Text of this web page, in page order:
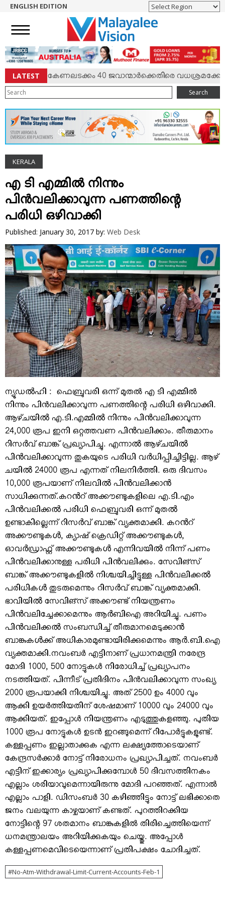
NEWS
ENGLISH
NRI
ENTERTAINMENT
MV SPECIAL
SPORTS
LIFESTYLE
TECH & AUTO
SOCIAL SPHERE
EDITORIAL
ARTS & LITERATURE
MAGAZINE
VIDEOS
YOUR SAY
COOKERY
KARSHAKAN
TOURS & TRAVEL
GREETINGS
CLASSIFIEDS
OBITUARY
ENGLISH EDITION
LATESTകേണലടക്കം 40 ജവാന്മാര്‍ക്കെതിരെ വധശ്രമക്കേസ്
Search
KERALA
എ ടി എമ്മില്‍ നിന്നും
പിന്‍വലിക്കാവുന്ന പണത്തിന്റെ
പരിധി ഒഴിവാക്കി
Published: January 30, 2017 by: Web Desk
ന്യൂഡൽഹി : ഫെബ്രുവരി ഒന്ന് മുതല്‍ എ ടി എമ്മില്‍
നിന്നും പിന്‍വലിക്കാവുന്ന പണത്തിന്റെ പരിധി ഒഴിവാക്കി.
ആഴ്​ചയിൽ എ.ടി.എമ്മിൽ നിന്നും പിൻവലിക്കാവുന്ന
24,000 രൂപ ഇനി ഒറ്റത്തവണ പിൻവലിക്കാം. തീരുമാനം
റിസർവ്​ ബാങ്ക്​ പ്രഖ്യാപിച്ചു. എന്നാൽ ആഴ്​ചയിൽ
പിൻവലിക്കാവുന്ന തുകയുടെ പരിധി വർധിപ്പിച്ചിട്ടില്ല. ആഴ്​
ചയിൽ 24000 രൂപ എന്നത്​ നിലനിർത്തി. ​ഒരു ദിവസം
10,000 രൂപയാണ്​ നിലവിൽ പിൻവലിക്കാൻ
സാധിക്കുന്നത്​.കറൻറ് അക്കൗണ്ടുകളിലെ എ.ടി.എം
പിൻവലിക്കൽ പരിധി ഫെബ്രുവരി ഒന്ന് മുതൽ
ഉണ്ടാകില്ലെന്ന് റിസർവ് ബാങ്ക് വ്യക്തമാക്കി. കറൻറ്
അക്കൗണ്ടുകൾ, ക്യാഷ് ക്രെഡിറ്റ് അക്കൗണ്ടുകൾ,
ഓവർഡ്രാഫ്റ്റ് അക്കൗണ്ടുകൾ എന്നിവയിൽ നിന്ന് പണം
പിൻവലിക്കാനുള്ള പരിധി പിൻവലിക്കും. സേവിങ്സ്
ബാങ്ക് അക്കൗണ്ടുകളിൽ നിശ്ചയിച്ചിട്ടുള്ള പിൻവലിക്കൽ
പരിധികൾ തുടരുമെന്നും റിസർവ് ബാങ്ക് വ്യക്തമാക്കി.
ഭാവിയിൽ സേവിങ്സ് അക്കൗണ്ട് നിയന്ത്രണം
പിൻവലിച്ചേക്കാമെന്നും ആർബിഐ അറിയിച്ചു. പണം
പിൻവലിക്കൽ സംബന്ധിച്ച് തീരുമാനമെടുക്കാൻ
ബാങ്കുകൾക്ക് അധികാരമുണ്ടായിരിക്കുമെന്നും ആർ.ബി.ഐ
വ്യക്തമാക്കി.നവംബര്‍ എട്ടിനാണ് പ്രധാനമന്ത്രി നരേന്ദ്ര
മോദി 1000, 500 നോട്ടുകള്‍ നിരോധിച്ച് പ്രഖ്യാപനം
നടത്തിയത്. പിന്നീട് പ്രതിദിനം പിന്‍വലിക്കാവുന്ന സംഖ്യ
2000 രൂപയാക്കി നിശ്ചയിച്ചു. അത് 2500 ഉം 4000 വും
ആക്കി ഉയര്‍ത്തിയതിന് ശേഷമാണ് 10000 വും 24000 വും
ആക്കിയത്. ഇപ്പോള്‍ നിയന്ത്രണം എടുത്തുകളഞ്ഞു. പുതിയ
1000 രൂപ നോട്ടുകള്‍ ഉടന്‍ ഇറങ്ങുമെന്ന് റിപോര്‍ട്ടുകളുണ്ട്.
കള്ളപ്പണം ഇല്ലാതാക്കുക എന്ന ലക്ഷ്യത്തോടെയാണ്
കേന്ദ്രസര്‍ക്കാര്‍ നോട്ട് നിരോധനം പ്രഖ്യാപിച്ചത്. നവംബര്‍
എട്ടിന് ഇക്കാര്യം പ്രഖ്യാപിക്കുമ്പോള്‍ 50 ദിവസത്തിനകം
എല്ലാം ശരിയാവുമെന്നായിരുന്നു മോദി പറഞ്ഞത്. എന്നാല്‍
എല്ലാം പാളി. ഡിസംബര്‍ 30 കഴിഞ്ഞിട്ടും നോട്ട് ലഭിക്കാതെ
ജനം വലയുന്ന കാഴ്ചയാണ് കണ്ടത്. പുറത്തിറക്കിയ
നോട്ടിന്റെ 97 ശതമാനം ബാങ്കുകളില്‍ തിരിച്ചെത്തിയെന്ന്
ധനമന്ത്രാലയം അറിയിക്കുകയും ചെയ്തു. അപ്പോള്‍
കള്ളപ്പണമെവിടെയെന്നാണ് പ്രതിപക്ഷം ചോദിച്ചത്.
No-Atm-Withdrawal-Limit-Current-Accounts-Feb-1